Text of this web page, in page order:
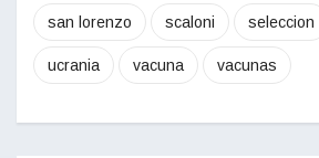
san lorenzo scaloni seleccion
ucrania vacuna vacunas